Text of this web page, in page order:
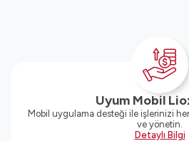
Uyum Mobil
Mobil uygulama desteği ile işlerinizi
ve yönetin.
Detaylı Bilgi